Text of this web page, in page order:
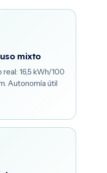
mixto
16,5 kWh/100
Autonomía útil